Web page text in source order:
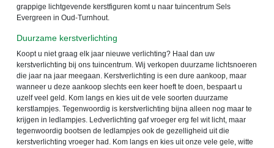
grappige lichtgevende kerstfiguren komt u naar tuincentrum Sels
Evergreen in Oud-Turnhout.
Duurzame kerstverlichting
Koopt u niet graag elk jaar nieuwe verlichting? Haal dan uw
kerstverlichting bij ons tuincentrum. Wij verkopen duurzame lichtsnoeren
die jaar na jaar meegaan. Kerstverlichting is een dure aankoop, maar
wanneer u deze aankoop slechts een keer hoeft te doen, bespaart u
uzelf veel geld. Kom langs en kies uit de vele soorten duurzame
kerstlampjes. Tegenwoordig is kerstverlichting bijna alleen nog maar te
krijgen in ledlampjes. Ledverlichting gaf vroeger erg fel wit licht, maar
tegenwoordig bootsen de ledlampjes ook de gezelligheid uit die
kerstverlichting vroeger had. Kom langs en kies uit onze vele gele, witte